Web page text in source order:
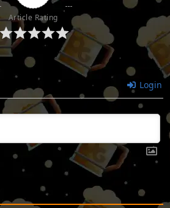
Article Rating
Login